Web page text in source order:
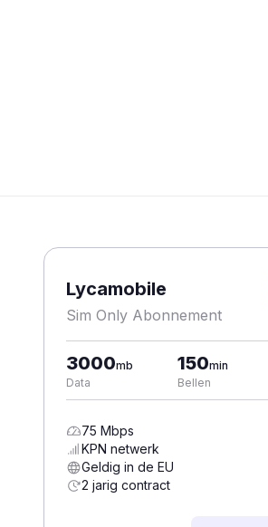
Lycamobile
Sim Only Abonnement
3000mb
Data
150min
Bellen
75 Mbps
KPN netwerk
Geldig in de EU
2 jarig contract